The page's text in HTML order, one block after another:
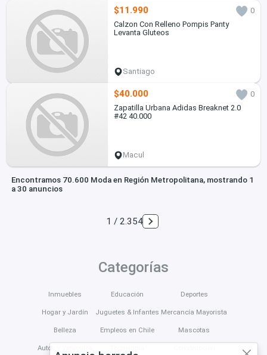
$11.990
0
Calzon Con Relleno Pompis Panty
Levanta Gluteos
Santiago
$40.000
0
Zapatilla Urbana Adidas Breaknet 2.0
#42 40.000
Macul
Encontramos 70.600 Moda en Región Metropolitana, mostrando 1
a 30 anuncios
1 / 2.354
Categorías
Inmuebles
Hogar y Jardín
Belleza
Autos y Vehículos
Educación
Juguetes & Infantes
Empleos en Chile
Deportes
Mercancía Mayorista
Mascotas